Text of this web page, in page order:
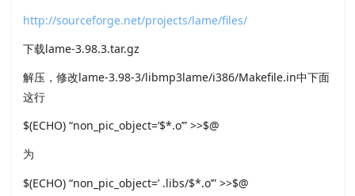
http://sourceforge.net/projects/lame/files/
下载lame-3.98.3.tar.gz
解压，修改lame-3.98-3/libmp3lame/i386/Makefile.in中下面
这行
$(ECHO) “non_pic_object=’$*.o’” >>$@
为
$(ECHO) “non_pic_object=’ .libs/$*.o’” >>$@